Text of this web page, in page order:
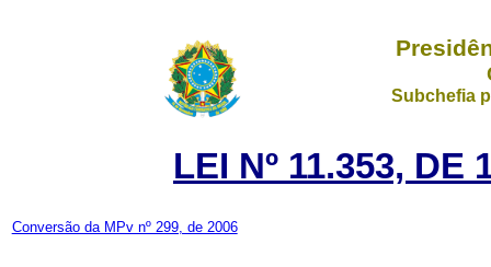
Subchefia
LEI Nº 11.353, DE
Conversão da MPv nº 299, de 2006